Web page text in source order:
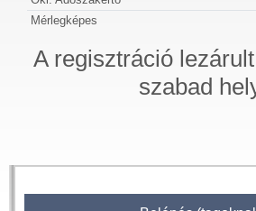
Mérlegképes
A regisztráció
szabad